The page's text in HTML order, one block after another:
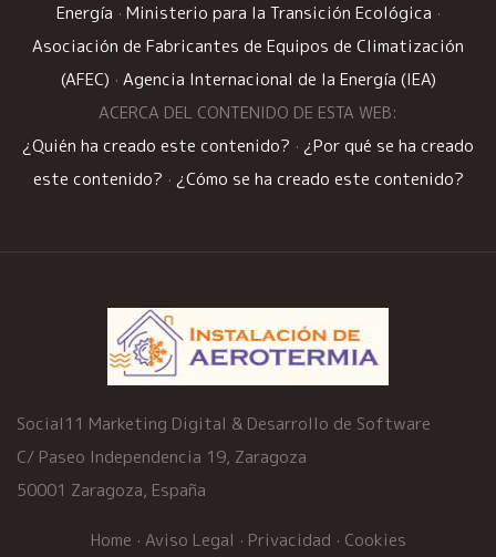
Energía · Ministerio para la Transición Ecológica ·
Asociación de Fabricantes de Equipos de Climatización
(AFEC) · Agencia Internacional de la Energía (IEA)
ACERCA DEL CONTENIDO DE ESTA WEB:
¿Quién ha creado este contenido? · ¿Por qué se ha creado
este contenido? · ¿Cómo se ha creado este contenido?
Social11 Marketing Digital & Desarrollo de Software
C/ Paseo Independencia 19, Zaragoza
50001 Zaragoza, España
Home · Aviso Legal · Privacidad · Cookies